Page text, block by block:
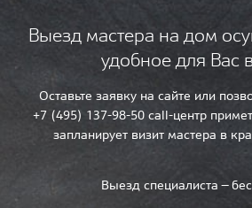
Выезд мастера на дом
удобное для Вас
Оставьте заявку на сайте или
+7 (495) 137-98-50 call-центр
запланирует визит мастера в
Выезд специалиста —